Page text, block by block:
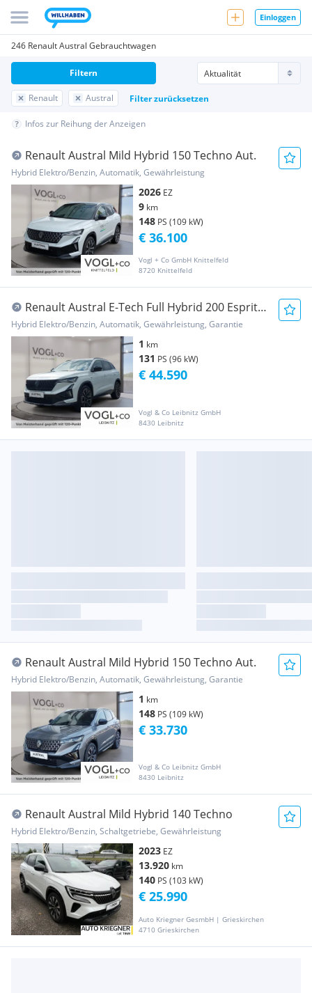
Einloggen
246 Renault Austral Gebrauchtwagen
Renault Austral Filter zurücksetzen
Filtern
Infos zur Reihung der Anzeigen
Renault Austral Mild Hybrid 150 Techno Aut.
Hybrid Elektro/Benzin, Automatik, Gewährleistung
2026 EZ
9 km
148 PS (109 kW)
Vogl + Co GmbH Knittelfeld
8720 Knittelfeld
€ 36.100
Renault Austral E-Tech Full Hybrid 200 Esprit
Alpine Aut.
Hybrid Elektro/Benzin, Automatik, Gewährleistung, Garantie
1 km
131 PS (96 kW)
Vogl & Co Leibnitz GmbH
8430 Leibnitz
€ 44.590
Renault Austral Mild Hybrid 150 Techno Aut.
Hybrid Elektro/Benzin, Automatik, Gewährleistung, Garantie
1 km
148 PS (109 kW)
Vogl & Co Leibnitz GmbH
8430 Leibnitz
€ 33.730
Renault Austral Mild Hybrid 140 Techno
Hybrid Elektro/Benzin, Schaltgetriebe, Gewährleistung
2023 EZ
13.920 km
140 PS (103 kW)
Auto Kriegner GesmbH | Grieskirchen
4710 Grieskirchen
€ 25.990